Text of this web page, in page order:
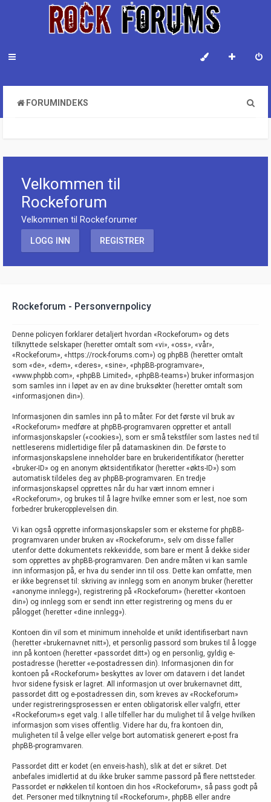
FORUMINDEKS
Velkommen til
Rockeforum
Velkommen til Rockeforumer
LOGG INN REGISTRER
Rockeforum - Personvernpolicy
Denne policyen forklarer detaljert hvordan «Rockeforum» og dets
tilknyttede selskaper (heretter omtalt som «vi», «oss», «vår»,
«Rockeforum», «https://rock-forums.com») og phpBB (heretter omtalt
som «de», «dem», «deres», «sine», «phpBB-programvare»,
«www.phpbb.com», «phpBB Limited», «phpBB-teams») bruker informasjon
som samles inn i løpet av en av dine bruksøkter (heretter omtalt som
«informasjonen din»).
Informasjonen din samles inn på to måter. For det første vil bruk av
«Rockeforum» medføre at phpBB-programvaren oppretter et antall
informasjonskapsler («cookies»), som er små tekstfiler som lastes ned til
nettleserens midlertidige filer på datamaskinen din. De første to
informasjonskapslene inneholder bare en brukeridentifikator (heretter
«bruker-ID» og en anonym øktsidentifikator (heretter «økts-ID») som
automatisk tildeles deg av phpBB-programvaren. En tredje
informasjonskapsel opprettes når du har vært innom emner i
«Rockeforum», og brukes til å lagre hvilke emner som er lest, noe som
forbedrer brukeropplevelsen din.
Vi kan også opprette informasjonskapsler som er eksterne for phpBB-
programvaren under bruken av «Rockeforum», selv om disse faller
utenfor dette dokumentets rekkevidde, som bare er ment å dekke sider
som opprettes av phpBB-programvaren. Den andre måten vi kan samle
inn informasjon på, er hva du sender inn til oss. Dette kan omfatte, men
er ikke begrenset til: skriving av innlegg som en anonym bruker (heretter
«anonyme innlegg»), registrering på «Rockeforum» (heretter «kontoen
din») og innlegg som er sendt inn etter registrering og mens du er
pålogget (heretter «dine innlegg»).
Kontoen din vil som et minimum inneholde et unikt identifiserbart navn
(heretter «brukernavnet nitt»), et personlig passord som brukes til å logge
inn på kontoen (heretter «passordet ditt») og en personlig, gyldig e-
postadresse (heretter «e-postadressen din). Informasjonen din for
kontoen på «Rockeforum» beskyttes av lover om datavern i det landet
hvor sidene fysisk er lagret. All informasjon ut over brukernavnet ditt,
passordet ditt og e-postadressen din, som kreves av «Rockeforum»
under registreringsprosessen er enten obligatorisk eller valgfri, etter
«Rockeforum»s eget valg. I alle tilfeller har du mulighet til å velge hvilken
informasjon som vises offentlig. Videre har du, fra kontoen din,
muligheten til å velge eller velge bort automatisk generert e-post fra
phpBB-programvaren.
Passordet ditt er kodet (en enveis-hash), slik at det er sikret. Det
anbefales imidlertid at du ikke bruker samme passord på flere nettsteder.
Passordet er nøkkelen til kontoen din hos «Rockeforum», så pass godt på
det. Personer med tilknytning til «Rockeforum», phpBB eller andre